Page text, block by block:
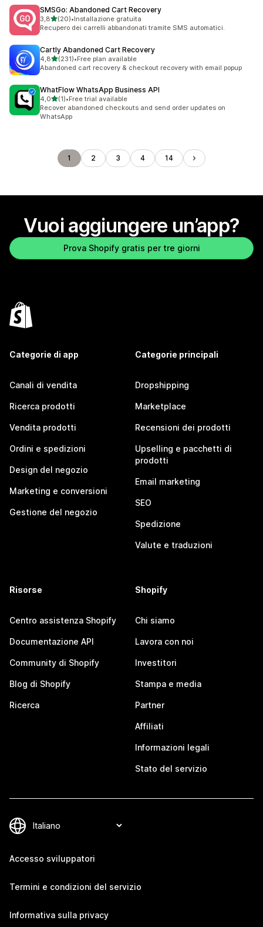
SMSGo: Abandoned Cart Recovery
3,8stelle su 5
(20)
20 recensioni totali
•Installazione gratuita
Recupero dei carrelli abbandonati tramite SMS automatici.
Cartly Abandoned Cart Recovery
4,8stelle su 5
(231)
231 recensioni totali
•Free plan available
Abandoned cart recovery & checkout recovery with email popup
WhatFlow WhatsApp Business API
4,0stelle su 5
(1)
1 recensioni totali
•Free trial available
Recover abandoned checkouts and send order updates on
WhatsApp
1 2 3 4 14
Vuoi aggiungere un’app?
Prova Shopify gratis per tre giorni
Categorie di app
Canali di vendita
Ricerca prodotti
Vendita prodotti
Ordini e spedizioni
Design del negozio
Marketing e conversioni
Gestione del negozio
Categorie principali
Dropshipping
Marketplace
Recensioni dei prodotti
Upselling e pacchetti di
prodotti
Email marketing
SEO
Spedizione
Valute e traduzioni
Risorse
Centro assistenza Shopify
Documentazione API
Community di Shopify
Blog di Shopify
Ricerca
Shopify
Chi siamo
Lavora con noi
Investitori
Stampa e media
Partner
Affiliati
Informazioni legali
Stato del servizio
Accesso sviluppatori
Termini e condizioni del servizio
Informativa sulla privacy